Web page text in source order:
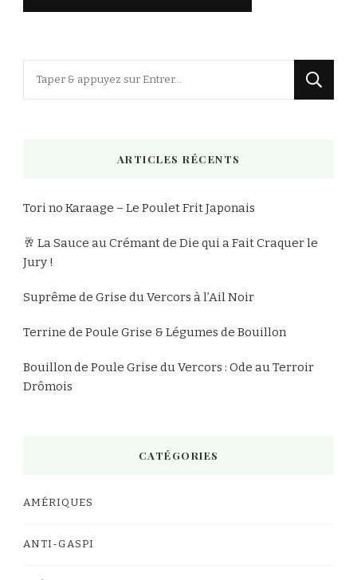
ARTICLES RÉCENTS
Tori no Karaage – Le Poulet Frit Japonais
🥂 La Sauce au Crémant de Die qui a Fait Craquer le
Jury !
Suprême de Grise du Vercors à l’Ail Noir
Terrine de Poule Grise & Légumes de Bouillon
Bouillon de Poule Grise du Vercors : Ode au Terroir
Drômois
CATÉGORIES
AMÉRIQUES
ANTI-GASPI